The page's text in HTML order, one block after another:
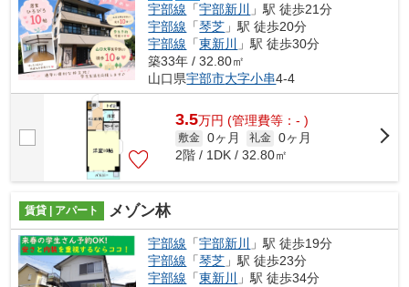
宇部線 「宇部新川
」駅 徒歩21分
宇部線 「琴芝 」駅 徒歩20分
宇部線 「東新川
」駅 徒歩30分
築33年 / 32.80㎡
山口県宇部市大字小串4-4
3.5万円 (管理費等：- )
敷金 0ヶ月 礼金 0ヶ月
2階 / 1DK / 32.80㎡
賃貸 | アパート メゾン林
宇部線 「宇部新川
」駅 徒歩19分
宇部線 「琴芝 」駅 徒歩23分
宇部線 「東新川
」駅 徒歩34分